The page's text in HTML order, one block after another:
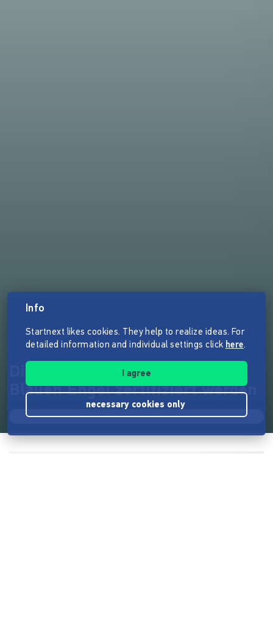
Die Faire Maus soll mit dem
Blauen Engel zertifiziert werden
Info
Startnext likes cookies. They help to realize ideas. For
detailed information and individual settings click here.
I agree
necessary cookies only